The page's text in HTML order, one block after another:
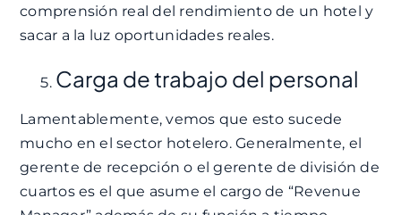
comprensión real del rendimiento de un hotel y
sacar a la luz oportunidades reales.
Carga de trabajo del personal
Lamentablemente, vemos que esto sucede
mucho en el sector hotelero. Generalmente, el
gerente de recepción o el gerente de división de
cuartos es el que asume el cargo de “Revenue